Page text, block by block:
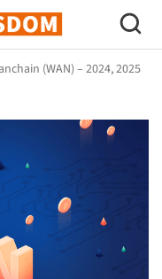
(WAN) – 2024, 2025